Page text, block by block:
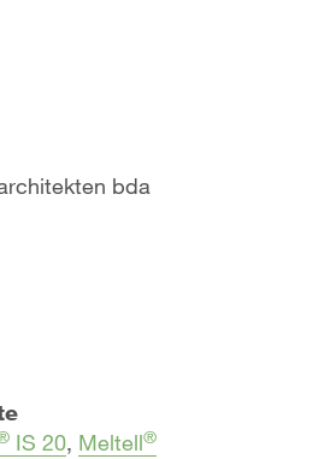
bda
IS 20, Meltell®